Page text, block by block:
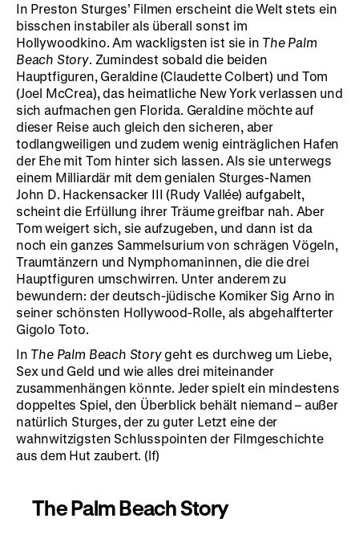
In Preston Sturges’ Filmen erscheint die Welt stets ein
bisschen instabiler als überall sonst im
Hollywoodkino. Am wackligsten ist sie in The Palm
Beach Story. Zumindest sobald die beiden
Hauptfiguren, Geraldine (Claudette Colbert) und Tom
(Joel McCrea), das heimatliche New York verlassen und
sich aufmachen gen Florida. Geraldine möchte auf
dieser Reise auch gleich den sicheren, aber
todlangweiligen und zudem wenig einträglichen Hafen
der Ehe mit Tom hinter sich lassen. Als sie unterwegs
einem Milliardär mit dem genialen Sturges-Namen
John D. Hackensacker III (Rudy Vallée) aufgabelt,
scheint die Erfüllung ihrer Träume greifbar nah. Aber
Tom weigert sich, sie aufzugeben, und dann ist da
noch ein ganzes Sammelsurium von schrägen Vögeln,
Traumtänzern und Nymphomaninnen, die die drei
Hauptfiguren umschwirren. Unter anderem zu
bewundern: der deutsch-jüdische Komiker Sig Arno in
seiner schönsten Hollywood-Rolle, als abgehalfterter
Gigolo Toto.
In The Palm Beach Storygeht es durchweg um Liebe,
Sex und Geld und wie alles drei miteinander
zusammenhängen könnte. Jeder spielt ein mindestens
doppeltes Spiel, den Überblick behält niemand – außer
natürlich Sturges, der zu guter Letzt eine der
wahnwitzigsten Schlusspointen der Filmgeschichte
aus dem Hut zaubert. (lf)
The Palm Beach Story